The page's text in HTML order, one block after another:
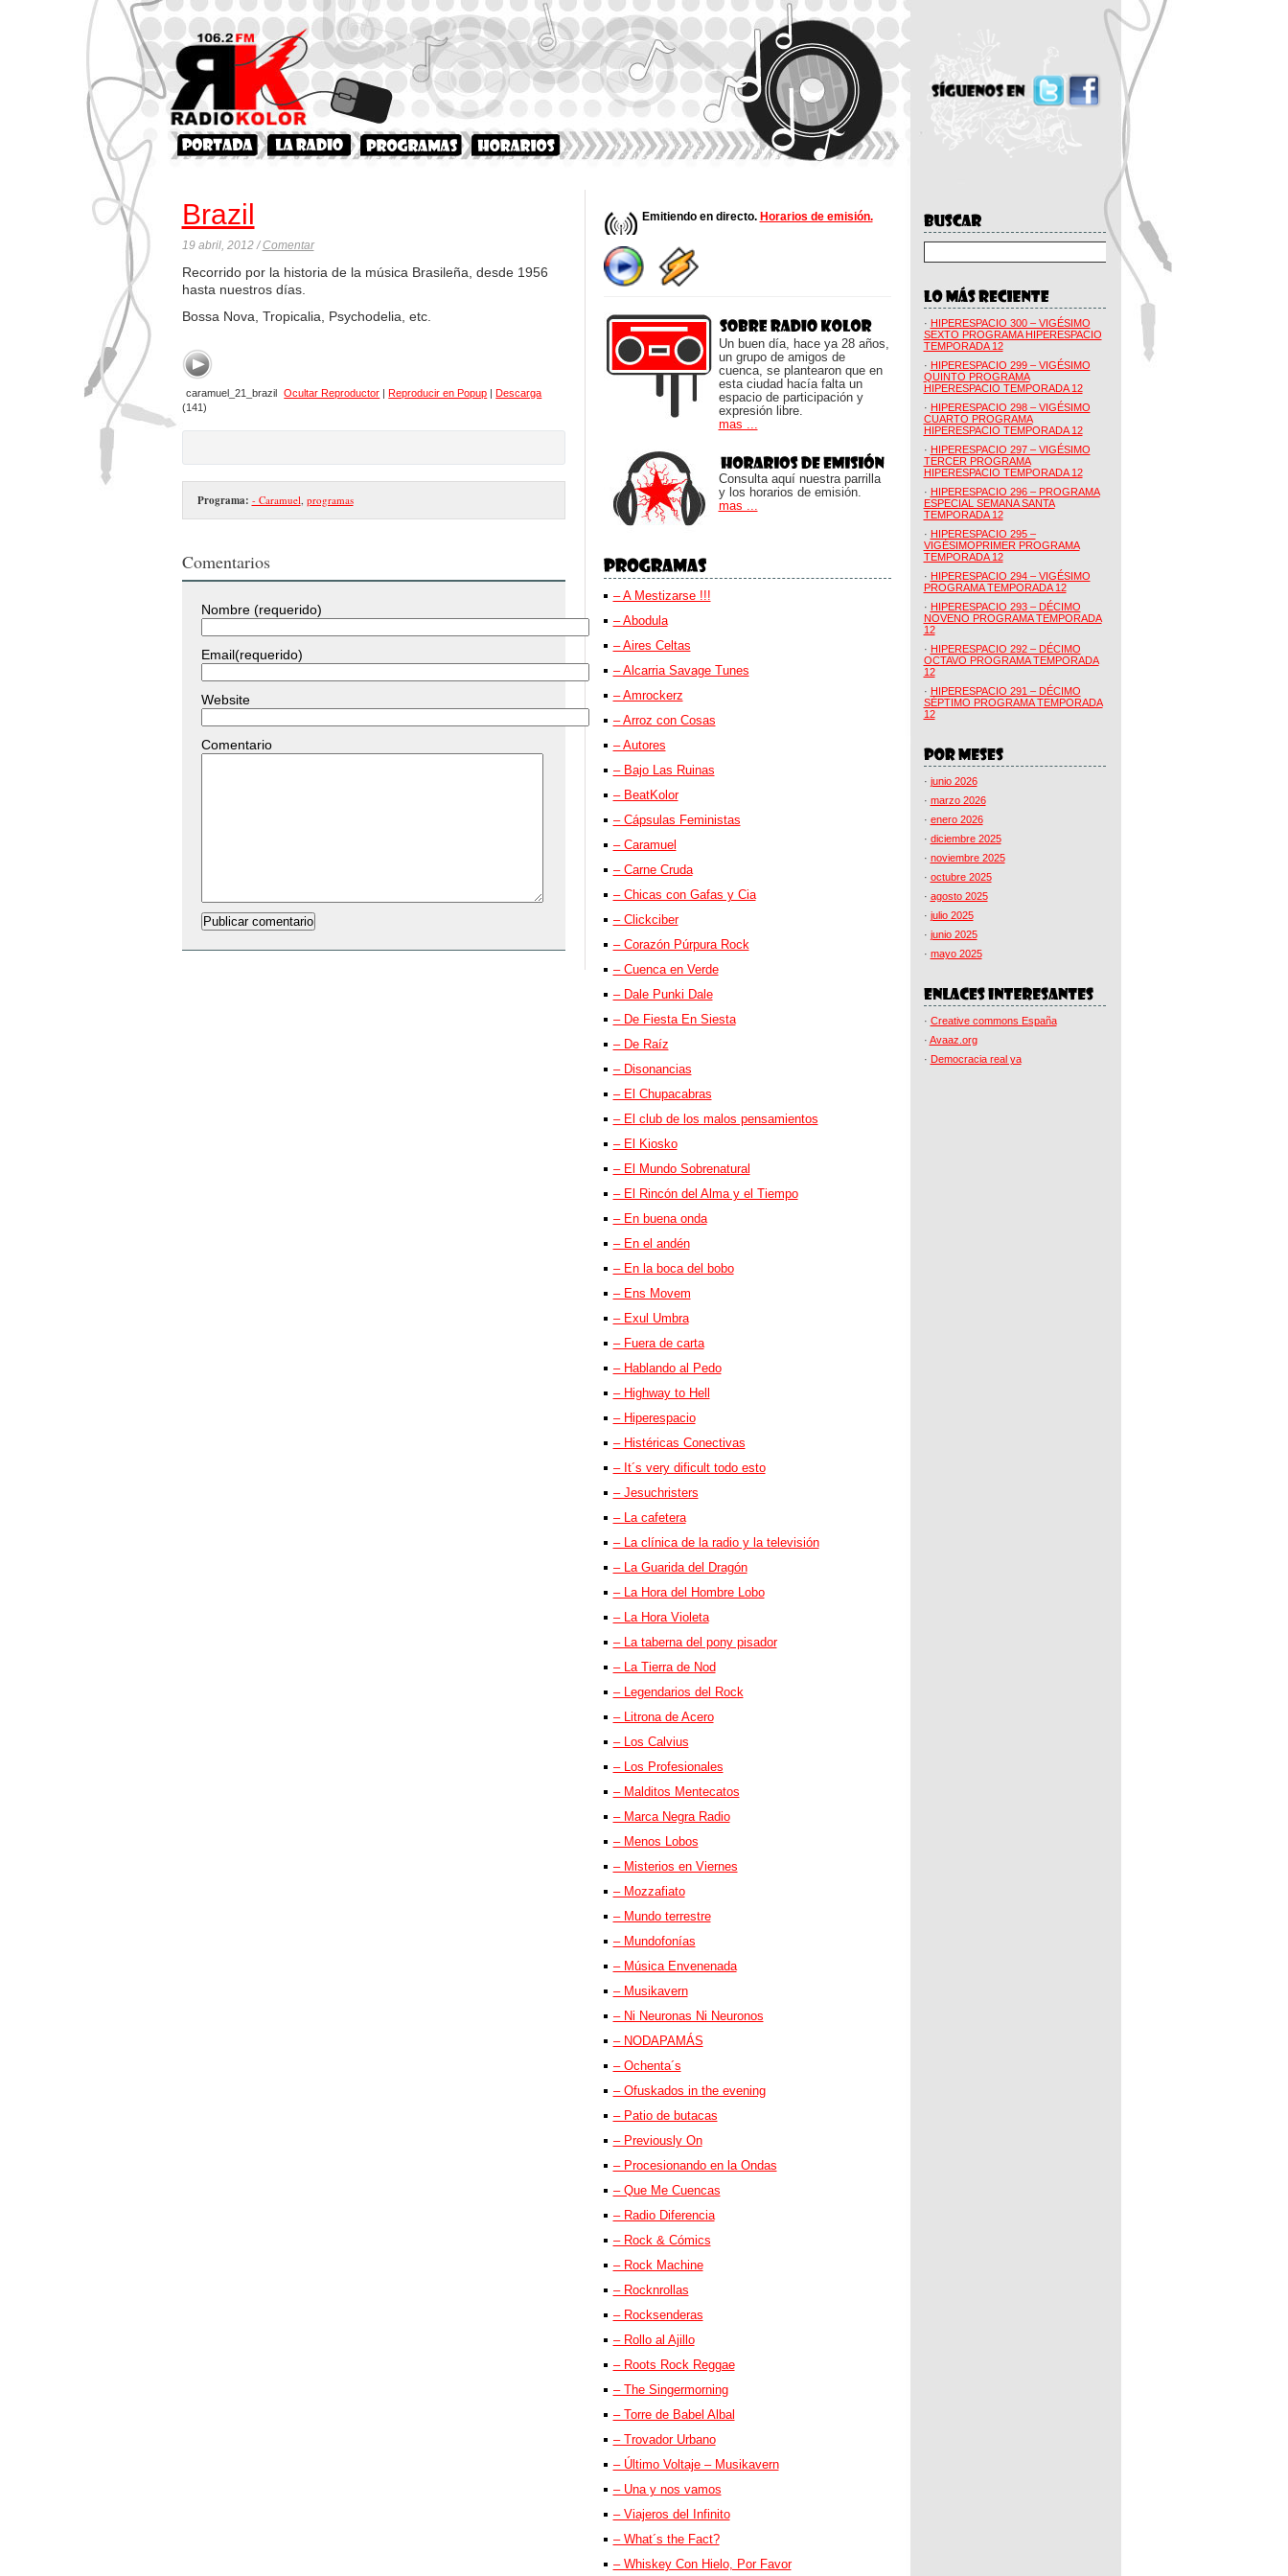
Brazil
19 abril, 2012 /Comentar
Recorrido por la historia de la música Brasileña, desde 1956
hasta nuestros días.
Bossa Nova, Tropicalia, Psychodelia, etc.
caramuel_21_brazil Ocultar Reproductor |Reproducir en Popup |Descarga
(141)
Programa: - Caramuel programas
Comentarios
Nombre (requerido)
Email(requerido)
Website
Comentario
Emitiendo en directo. Horarios de emisión.
Un buen día, hace ya 28 años,
un grupo de amigos de
cuenca, se plantearon que en
esta ciudad hacía falta un
espacio de participación y
expresión libre.
mas ...
Consulta aquí nuestra parrilla
y los horarios de emisión.
mas ...
– A Mestizarse !!!
– Abodula
– Aires Celtas
– Alcarria Savage Tunes
– Amrockerz
– Arroz con Cosas
– Autores
– Bajo Las Ruinas
– BeatKolor
– Cápsulas Feministas
– Caramuel
– Carne Cruda
– Chicas con Gafas y Cia
– Clickciber
– Corazón Púrpura Rock
– Cuenca en Verde
– Dale Punki Dale
– De Fiesta En Siesta
– De Raíz
– Disonancias
– El Chupacabras
– El club de los malos pensamientos
– El Kiosko
– El Mundo Sobrenatural
– El Rincón del Alma y el Tiempo
– En buena onda
– En el andén
– En la boca del bobo
– Ens Movem
– Exul Umbra
– Fuera de carta
– Hablando al Pedo
– Highway to Hell
– Hiperespacio
– Histéricas Conectivas
– It´s very dificult todo esto
– Jesuchristers
– La cafetera
– La clínica de la radio y la televisión
– La Guarida del Dragón
– La Hora del Hombre Lobo
– La Hora Violeta
– La taberna del pony pisador
– La Tierra de Nod
– Legendarios del Rock
– Litrona de Acero
– Los Calvius
– Los Profesionales
– Malditos Mentecatos
– Marca Negra Radio
– Menos Lobos
– Misterios en Viernes
– Mozzafiato
– Mundo terrestre
– Mundofonías
– Música Envenenada
– Musikavern
– Ni Neuronas Ni Neuronos
– NODAPAMÁS
– Ochenta´s
– Ofuskados in the evening
– Patio de butacas
– Previously On
– Procesionando en la Ondas
– Que Me Cuencas
– Radio Diferencia
– Rock & Cómics
– Rock Machine
– Rocknrollas
– Rocksenderas
– Rollo al Ajillo
– Roots Rock Reggae
– The Singermorning
– Torre de Babel Albal
– Trovador Urbano
– Último Voltaje – Musikavern
– Una y nos vamos
– Viajeros del Infinito
– What´s the Fact?
– Whiskey Con Hielo, Por Favor
· HIPERESPACIO 300 – VIGÉSIMO
SEXTO PROGRAMA HIPERESPACIO
TEMPORADA 12
· HIPERESPACIO 299 – VIGÉSIMO
QUINTO PROGRAMA
HIPERESPACIO TEMPORADA 12
· HIPERESPACIO 298 – VIGÉSIMO
CUARTO PROGRAMA
HIPERESPACIO TEMPORADA 12
· HIPERESPACIO 297 – VIGÉSIMO
TERCER PROGRAMA
HIPERESPACIO TEMPORADA 12
· HIPERESPACIO 296 – PROGRAMA
ESPECIAL SEMANA SANTA
TEMPORADA 12
· HIPERESPACIO 295 –
VIGÉSIMOPRIMER PROGRAMA
TEMPORADA 12
· HIPERESPACIO 294 – VIGÉSIMO
PROGRAMA TEMPORADA 12
· HIPERESPACIO 293 – DÉCIMO
NOVENO PROGRAMA TEMPORADA
12
· HIPERESPACIO 292 – DÉCIMO
OCTAVO PROGRAMA TEMPORADA
12
· HIPERESPACIO 291 – DÉCIMO
SÉPTIMO PROGRAMA TEMPORADA
12
· junio 2026
· marzo 2026
· enero 2026
· diciembre 2025
· noviembre 2025
· octubre 2025
· agosto 2025
· julio 2025
· junio 2025
· mayo 2025
· Creative commons España
· Avaaz.org
· Democracia real ya